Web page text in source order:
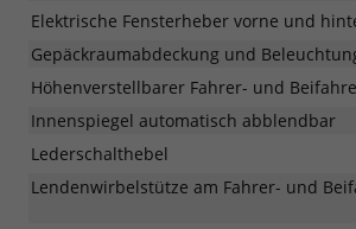
Elektrische Fensterheber vorne und
Gepäckraumabdeckung und
Höhenverstellbarer Fahrer- und
Innenspiegel automatisch abblendbar
Lederschalthebel
Lendenwirbelstütze am Fahrer- und